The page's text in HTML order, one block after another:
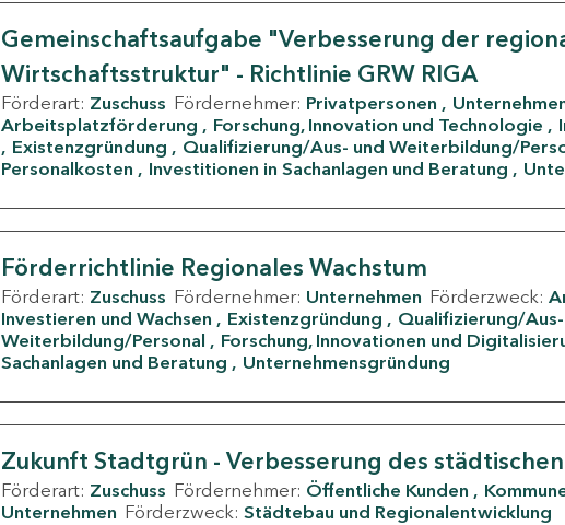
Gemeinschaftsaufgabe "Verbesserung der
Wirtschaftsstruktur" - Richtlinie GRW RIGA
Förderart: Zuschuss Fördernehmer: Privatpersonen
Arbeitsplatzförderung
Forschung, Innovation und Technologie
Existenzgründung
Qualifizierung/Aus- und Weiterbildung/
Personalkosten
Investitionen in Sachanlagen und Beratung
Förderrichtlinie Regionales Wachstum
Förderart: Zuschuss Fördernehmer: Unternehmen Förderzweck:
Investieren und Wachsen
Existenzgründung
Qualifizierung/
Weiterbildung/Personal
Forschung, Innovationen und
Sachanlagen und Beratung
Unternehmensgründung
Zukunft Stadtgrün - Verbesserung des städtischen
Förderart: Zuschuss Fördernehmer: Öffentliche Kunden
Unternehmen Förderzweck: Städtebau und Regionalentwicklung